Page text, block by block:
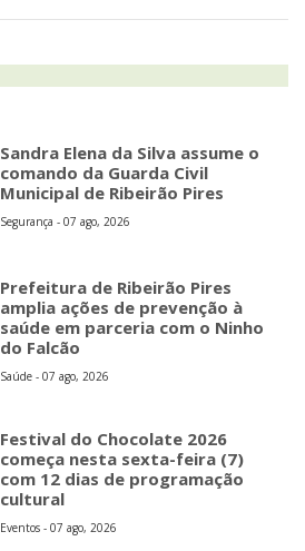
Sandra Elena da Silva assume o
comando da Guarda Civil
Municipal de Ribeirão Pires
Segurança - 07 ago, 2026
Prefeitura de Ribeirão Pires
amplia ações de prevenção à
saúde em parceria com o Ninho
do Falcão
Saúde - 07 ago, 2026
Festival do Chocolate 2026
começa nesta sexta-feira (7)
com 12 dias de programação
cultural
Eventos - 07 ago, 2026